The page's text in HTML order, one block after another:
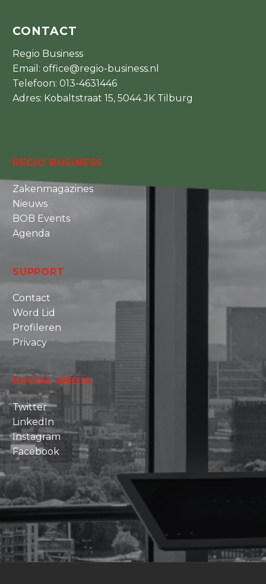
CONTACT
Regio Business
Email: office@regio-business.nl
Telefoon: 013-4631446
Adres: Kobaltstraat 15, 5044 JK Tilburg
REGIO BUSINESS
Zakenmagazines
Nieuws
BOB Events
Agenda
SUPPORT
Contact
Word Lid
Profileren
Privacy
SOCIAL MEDIA
Twitter
LinkedIn
Instagram
Facebook